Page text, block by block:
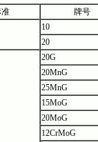
牌号
10
20
20G
20MnG
25MnG
15MoG
20MoG
12CrMoG